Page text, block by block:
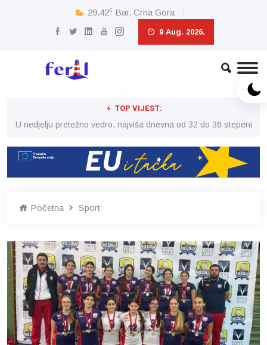
29.42c Bar, Crna Gora
9 Aug. 2026.
TOP VIJEST:
U nedjelju pretežno vedro, najviša dnevna od 32 do 36 stepeni
Početna Sport